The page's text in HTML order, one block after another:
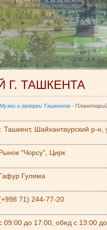
Г. ТАШКЕНТА
Музеи и галереи Ташкента -
Ташкент, Шайхантаурский р-н,
"Чорсу", Цирк
Гуляма
71) 244-77-20
09:00 до 17:00, обед с 13:00